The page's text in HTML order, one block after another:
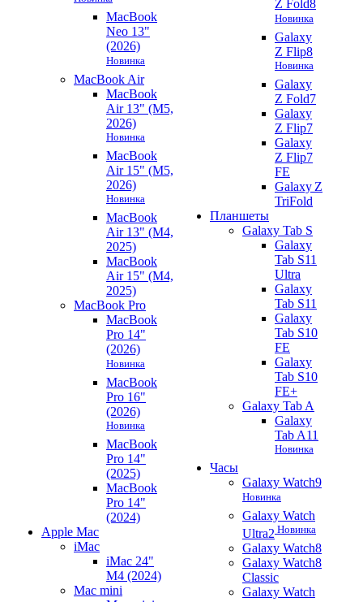
MacBook
Neo 13"
(2026)
Новинка
MacBook Air
MacBook
Air 13" (M5,
2026)
Новинка
MacBook
Air 15" (M5,
2026)
Новинка
MacBook
Air 13" (M4,
2025)
MacBook
Air 15" (M4,
2025)
MacBook Pro
MacBook
Pro 14"
(2026)
Новинка
MacBook
Pro 16"
(2026)
Новинка
MacBook
Pro 14"
(2025)
MacBook
Pro 14"
(2024)
Apple Mac
iMac
iMac 24"
M4 (2024)
Mac mini
Z Fold8
Новинка
Galaxy
Z Flip8
Новинка
Galaxy
Z Fold7
Galaxy
Z Flip7
Galaxy
Z Flip7
FE
Galaxy Z
TriFold
Планшеты
Galaxy Tab S
Galaxy
Tab S11
Ultra
Galaxy
Tab S11
Galaxy
Tab S10
FE
Galaxy
Tab S10
FE+
Galaxy Tab A
Galaxy
Tab A11
Новинка
Часы
Galaxy Watch9
Новинка
Galaxy Watch
Ultra2 Новинка
Galaxy Watch8
Galaxy Watch8
Classic
Galaxy Watch